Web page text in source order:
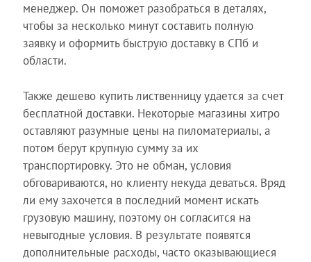
менеджер. Он поможет разобраться в деталях,
чтобы за несколько минут составить полную
заявку и оформить быструю доставку в СПб и
области.
Также дешево купить лиственницу удается за счет
бесплатной доставки. Некоторые магазины хитро
оставляют разумные цены на пиломатериалы, а
потом берут крупную сумму за их
транспортировку. Это не обман, условия
обговариваются, но клиенту некуда деваться. Вряд
ли ему захочется в последний момент искать
грузовую машину, поэтому он согласится на
невыгодные условия. В результате появятся
дополнительные расходы, часто оказывающиеся